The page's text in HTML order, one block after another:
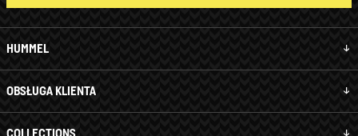
HUMMEL
OBSŁUGA KLIENTA
COLLECTIONS